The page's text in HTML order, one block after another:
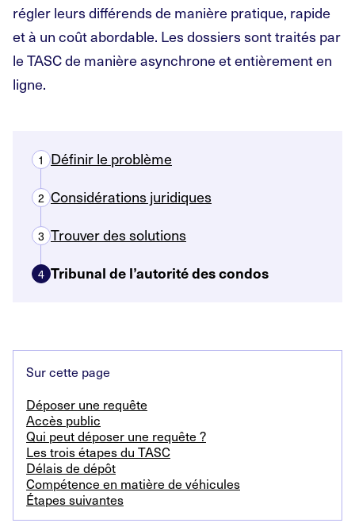
régler leurs différends de manière pratique, rapide
et à un coût abordable. Les dossiers sont traités par
le TASC de manière asynchrone et entièrement en
ligne.
1 Définir le problème
2 Considérations juridiques
3 Trouver des solutions
4 Tribunal de l’autorité des condos
Sur cette page
Déposer une requête
Accès public
Qui peut déposer une requête ?
Les trois étapes du TASC
Délais de dépôt
Compétence en matière de véhicules
Étapes suivantes